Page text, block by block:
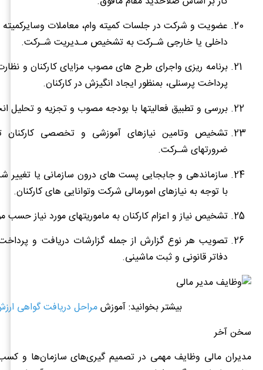
عضویت و شرکت در جلسات کمیته وام، معاملات وسایرکمیته
داخلی یا خارجی شـرکت به تشخیص مـدیریت شـرکت.
برنامه ریزی واجرای طرح های مصوب مزایای کارکنان و
پرداخت پرسنلی، بمنظور ایجاد انگیزش در کارکنان.
بررسی و تطبیق فعالیتها با بودجه مصوب و تجزیه و تحلیل
تشخیص وتامین نیازهای آموزشی و تخصصی کارکنان
ضرورتهای شـرکت.
سازماندهی و جابجایی پست های درون سازمانی یا تغییر
با توجه به نیازهای امورمالی شرکت وتوانایی های کارکنان.
تشخیص نیاز و اعزام کارکنان به ماموریتهای مورد نیاز حسب
تصویب هر نوع گزارش از جمله گزارشات دریافت و
دفاتر قانونی و ثبت ماشینی.
بیشتر بخوانید: آموزشمراحل دریافت گواهی
سخن آخر
مدیران مالی وظایف مهمی در تصمیم گیری‌های سازمان‌ها و